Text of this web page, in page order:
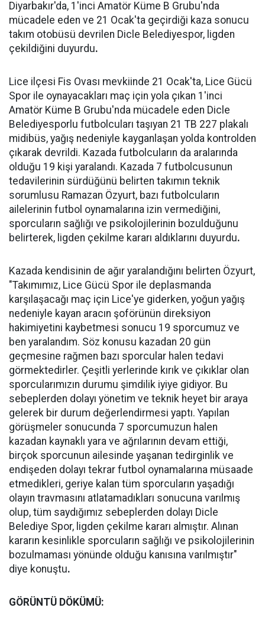
Diyarbakır'da, 1'inci Amatör Küme B Grubu'nda
mücadele eden ve 21 Ocak'ta geçirdiği kaza sonucu
takım otobüsü devrilen Dicle Belediyespor, ligden
çekildiğini duyurdu.
Lice ilçesi Fis Ovası mevkiinde 21 Ocak'ta, Lice Gücü
Spor ile oynayacakları maç için yola çıkan 1'inci
Amatör Küme B Grubu'nda mücadele eden Dicle
Belediyesporlu futbolcuları taşıyan 21 TB 227 plakalı
midibüs, yağış nedeniyle kayganlaşan yolda kontrolden
çıkarak devrildi. Kazada futbolcuların da aralarında
olduğu 19 kişi yaralandı. Kazada 7 futbolcusunun
tedavilerinin sürdüğünü belirten takımın teknik
sorumlusu Ramazan Özyurt, bazı futbolcuların
ailelerinin futbol oynamalarına izin vermediğini,
sporcuların sağlığı ve psikolojilerinin bozulduğunu
belirterek, ligden çekilme kararı aldıklarını duyurdu.
Kazada kendisinin de ağır yaralandığını belirten Özyurt,
"Takımımız, Lice Gücü Spor ile deplasmanda
karşılaşacağı maç için Lice'ye giderken, yoğun yağış
nedeniyle kayan aracın şoförünün direksiyon
hakimiyetini kaybetmesi sonucu 19 sporcumuz ve
ben yaralandım. Söz konusu kazadan 20 gün
geçmesine rağmen bazı sporcular halen tedavi
görmektedirler. Çeşitli yerlerinde kırık ve çıkıklar olan
sporcularımızın durumu şimdilik iyiye gidiyor. Bu
sebeplerden dolayı yönetim ve teknik heyet bir araya
gelerek bir durum değerlendirmesi yaptı. Yapılan
görüşmeler sonucunda 7 sporcumuzun halen
kazadan kaynaklı yara ve ağrılarının devam ettiği,
birçok sporcunun ailesinde yaşanan tedirginlik ve
endişeden dolayı tekrar futbol oynamalarına müsaade
etmedikleri, geriye kalan tüm sporcuların yaşadığı
olayın travmasını atlatamadıkları sonucuna varılmış
olup, tüm saydığımız sebeplerden dolayı Dicle
Belediye Spor, ligden çekilme kararı almıştır. Alınan
kararın kesinlikle sporcuların sağlığı ve psikolojilerinin
bozulmaması yönünde olduğu kanısına varılmıştır"
diye konuştu.
GÖRÜNTÜ DÖKÜMÜ: